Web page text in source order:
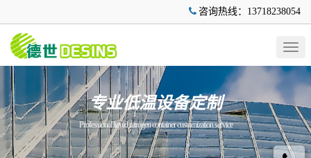
咨询热线：13718238054
专业低温设备定制
Professional liquid nitrogen container customization service